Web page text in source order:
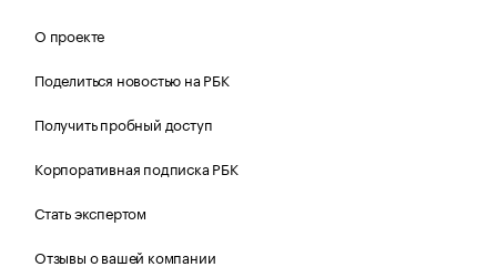
О проекте
Поделиться новостью на РБК
Получить пробный доступ
Корпоративная подписка РБК
Стать экспертом
Отзывы о вашей компании